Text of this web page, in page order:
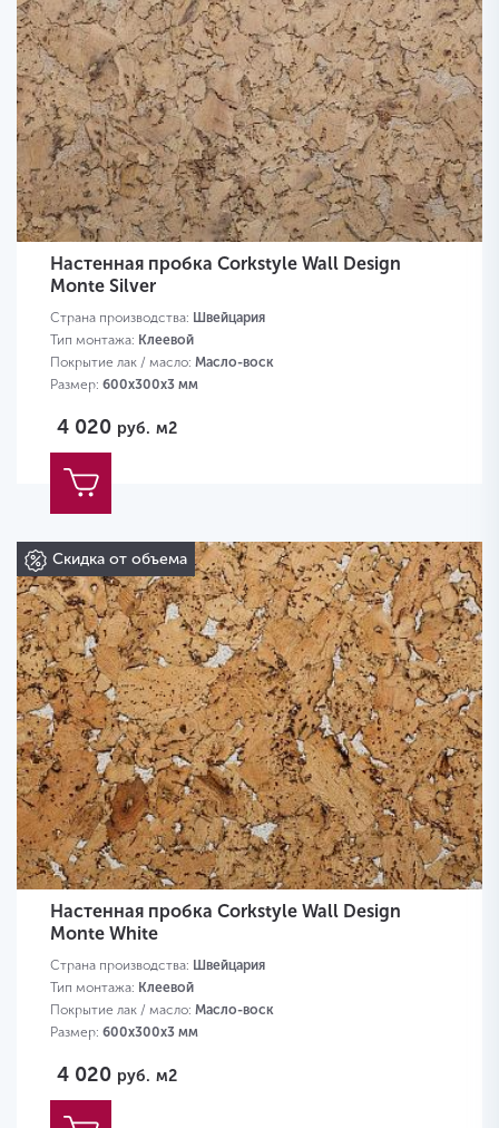
Настенная пробка Corkstyle Wall Design
Monte Silver
Страна производства: Швейцария
Тип монтажа: Клеевой
Покрытие лак / масло: Масло-воск
Размер: 600х300х3 мм
4 020 руб. м2
Скидка от объема
Настенная пробка Corkstyle Wall Design
Monte White
Страна производства: Швейцария
Тип монтажа: Клеевой
Покрытие лак / масло: Масло-воск
Размер: 600х300х3 мм
4 020 руб. м2